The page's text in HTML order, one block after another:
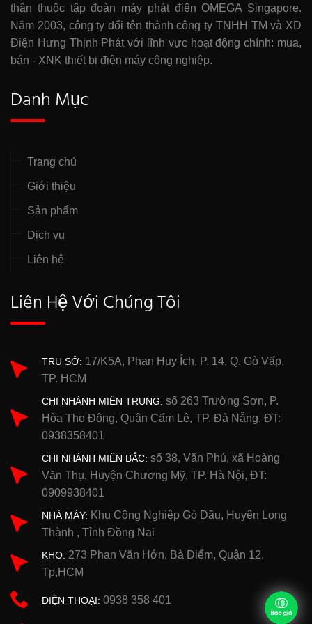
thân thuộc tập đoàn máy phát điện OMEGA Singapore.
Năm 2003, công ty đổi tên thành công ty TNHH TM và XD
Điện Hưng Thịnh Phát với lĩnh vực hoạt động chính: mua,
bán - XNK thiết bị điện máy công nghiệp.
Danh Mục
Trang chủ
Giới thiệu
Sản phẩm
Dịch vụ
Liên hệ
Liên Hệ Với Chúng Tôi
TRỤ SỞ: 17/K5A, Phan Huy Ích, P. 14, Q. Gò Vấp,
TP. HCM
CHI NHÁNH MIỀN TRUNG: số 263 Trường Sơn, P.
Hòa Thọ Đông, Quận Cẩm Lệ, TP. Đà Nẵng, ĐT:
0938358401
CHI NHÁNH MIỀN BẮC: số 38, Văn Phú, xã Hoàng
Văn Thụ, Huyện Chương Mỹ, TP. Hà Nội, ĐT:
0909938401
NHÀ MÁY: Khu Công Nghiệp Gò Dầu, Huyện Long
Thành , Tỉnh Đồng Nai
KHO: 273 Phan Văn Hớn, Bà Điểm, Quận 12,
Tp,HCM
ĐIỆN THOẠI: 0938 358 401